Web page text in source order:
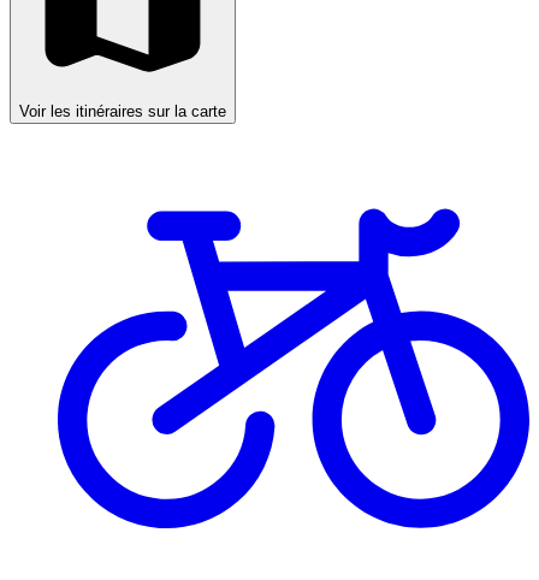
Voir les itinéraires sur la carte